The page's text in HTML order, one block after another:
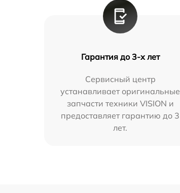
Гарантия до 3-х лет
Сервисный центр
устанавливает оригинальные
запчасти техники VISION и
предоставляет гарантию до 3
лет.